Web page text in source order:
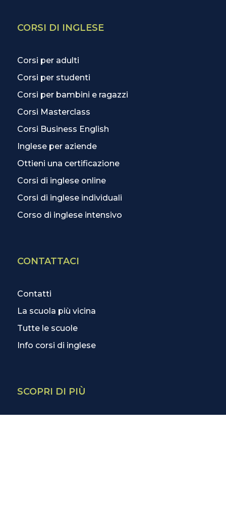
CORSI DI INGLESE
Corsi per adulti
Corsi per studenti
Corsi per bambini e ragazzi
Corsi Masterclass
Corsi Business English
Inglese per aziende
Ottieni una certificazione
Corsi di inglese online
Corsi di inglese individuali
Corso di inglese intensivo
CONTATTACI
Contatti
La scuola più vicina
Tutte le scuole
Info corsi di inglese
SCOPRI DI PIÙ